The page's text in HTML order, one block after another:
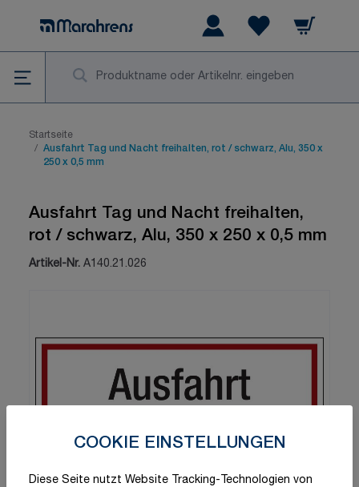
COOKIE EINSTELLUNGEN
Diese Seite nutzt Website Tracking-Technologien von
Warenkorb
Startseite
/ Ausfahrt Tag und Nacht freihalten, rot / schwarz, Alu, 350 x
250 x 0,5 mm
Ausfahrt Tag und Nacht freihalten,
rot / schwarz, Alu, 350 x 250 x 0,5 mm
Artikel-Nr. A140.21.026